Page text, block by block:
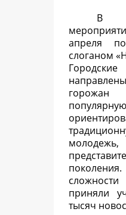
В
апреля
слоганом
приняли
тысяч